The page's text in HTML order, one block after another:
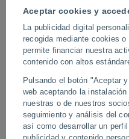
Aceptar cookies y
La publicidad digital
recogida mediante cookies
permite financiar nuestra
contenido con altos
Pulsando el botón "Aceptar
web aceptando la
nuestras o de nuestros
seguimiento y análisis del
así como desarrollar un
La ciudad de
recibe una
octubre
Varias zonas del país han
nevadas muy intensas para